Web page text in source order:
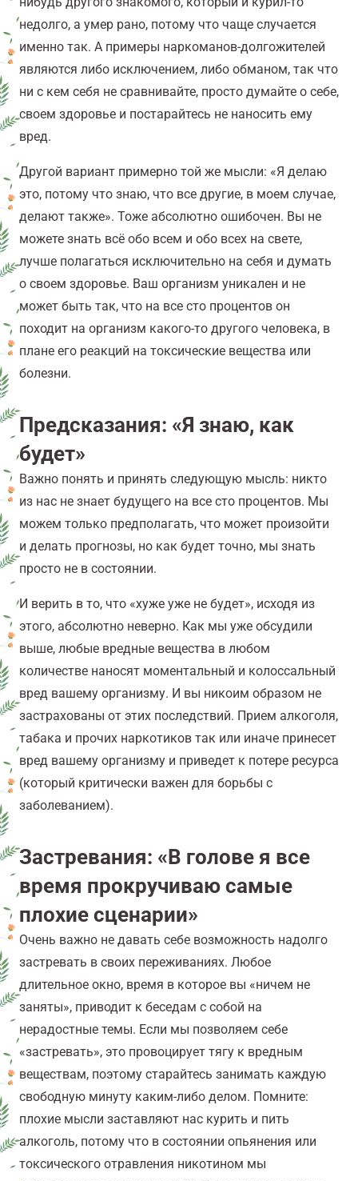
недолго, а умер рано, потому что чаще случается
именно так. А примеры наркоманов-долгожителей
являются либо исключением, либо обманом, так что
ни с кем себя не сравнивайте, просто думайте о себе,
своем здоровье и постарайтесь не наносить ему
вред.
Другой вариант примерно той же мысли: «Я делаю
это, потому что знаю, что все другие, в моем случае,
делают также». Тоже абсолютно ошибочен. Вы не
можете знать всё обо всем и обо всех на свете,
лучше полагаться исключительно на себя и думать
о своем здоровье. Ваш организм уникален и не
может быть так, что на все сто процентов он
походит на организм какого-то другого человека, в
плане его реакций на токсические вещества или
болезни.
Предсказания: «Я знаю, как
будет»
Важно понять и принять следующую мысль: никто
из нас не знает будущего на все сто процентов. Мы
можем только предполагать, что может произойти
и делать прогнозы, но как будет точно, мы знать
просто не в состоянии.
И верить в то, что «хуже уже не будет», исходя из
этого, абсолютно неверно. Как мы уже обсудили
выше, любые вредные вещества в любом
количестве наносят моментальный и колоссальный
вред вашему организму. И вы никоим образом не
застрахованы от этих последствий. Прием алкоголя,
табака и прочих наркотиков так или иначе принесет
вред вашему организму и приведет к потере ресурса
(который критически важен для борьбы с
заболеванием).
Застревания: «В голове я все
время прокручиваю самые
плохие сценарии»
Очень важно не давать себе возможность надолго
застревать в своих переживаниях. Любое
длительное окно, время в которое вы «ничем не
заняты», приводит к беседам с собой на
нерадостные темы. Если мы позволяем себе
«застревать», это провоцирует тягу к вредным
веществам, поэтому старайтесь занимать каждую
свободную минуту каким-либо делом. Помните:
плохие мысли заставляют нас курить и пить
алкоголь, потому что в состоянии опьянения или
токсического отравления никотином мы